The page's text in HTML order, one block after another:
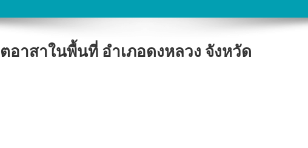
าสาในพื้นที่ อำเภอดงหลวง จังหวัด